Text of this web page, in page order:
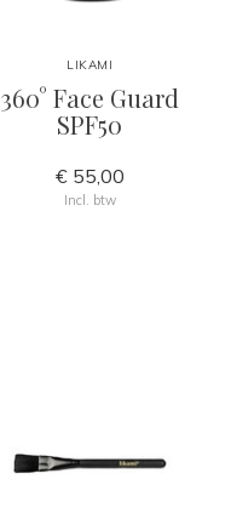
LIKAMI
360° Face Guard
SPF50
€ 55,00
Incl. btw